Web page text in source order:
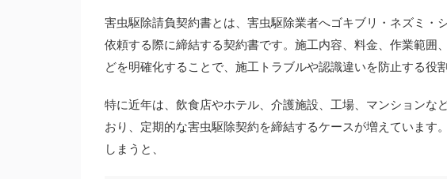
害虫駆除請負契約書とは、害虫駆除業者へゴキブリ・ネズミ・
依頼する際に締結する契約書です。施工内容、料金、作業範囲
どを明確化することで、施工トラブルや認識違いを防止する役
特に近年は、飲食店やホテル、介護施設、工場、マンションな
おり、定期的な害虫駆除契約を締結するケースが増えています
しまうと、